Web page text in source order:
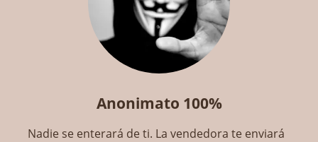
Anonimato 100%
Nadie se enterará de ti. La vendedora te enviará